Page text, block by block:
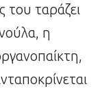
του ταράζει
η